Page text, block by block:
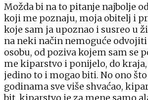
Možda bi na to pitanje najbolje
koji me poznaju, moja obitelj i
koje sam ja upoznao i susreo u
na neki način nemoguće
osobu, od poziva kojem sam se
me kiparstvo i ponijelo, do kraja,
jedino to i mogao biti. No ono što
godinama sve više shvaćao,
bit, kiparstvo je za mene samo